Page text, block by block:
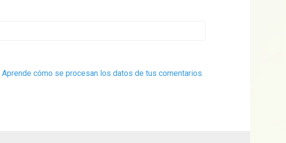
Aprende cómo se procesan los datos de tus comentarios.